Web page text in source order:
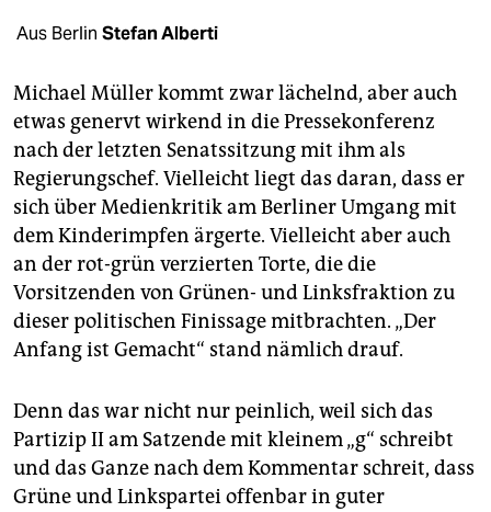
unterstützen
genossenschaft
epaper login
Aus Berlin Stefan Alberti
Michael Müller kommt zwar lächelnd, aber auch
etwas genervt wirkend in die Pressekonferenz
nach der letzten Senatssitzung mit ihm als
Regierungschef. Vielleicht liegt das daran, dass er
sich über Medienkritik am Berliner Umgang mit
dem Kinderimpfen ärgerte. Vielleicht aber auch
an der rot-grün verzierten Torte, die die
Vorsitzenden von Grünen- und Linksfraktion zu
dieser politischen Finissage mitbrachten. „Der
Anfang ist Gemacht“ stand nämlich drauf.
Denn das war nicht nur peinlich, weil sich das
Partizip II am Satzende mit kleinem „g“ schreibt
und das Ganze nach dem Kommentar schreit, dass
Grüne und Linkspartei offenbar in guter